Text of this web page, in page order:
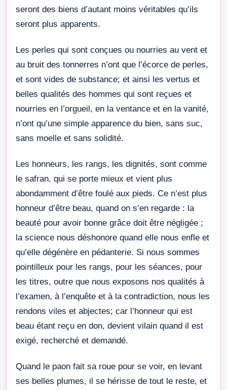
seront des biens d’autant moins véritables qu’ils
seront plus apparents.
Les perles qui sont conçues ou nourries au vent et
au bruit des tonnerres n’ont que l’écorce de perles,
et sont vides de substance; et ainsi les vertus et
belles qualités des hommes qui sont reçues et
nourries en l’orgueil, en la ventance et en la vanité,
n’ont qu’une simple apparence du bien, sans suc,
sans moelle et sans solidité.
Les honneurs, les rangs, les dignités, sont comme
le safran, qui se porte mieux et vient plus
abondamment d’être foulé aux pieds. Ce n’est plus
honneur d’être beau, quand on s’en regarde : la
beauté pour avoir bonne grâce doit être négligée ;
la science nous déshonore quand elle nous enfle et
qu’elle dégénère en pédanterie. Si nous sommes
pointilleux pour les rangs, pour les séances, pour
les titres, outre que nous exposons nos qualités à
l’examen, à l’enquête et à la contradiction, nous les
rendons viles et abjectes; car l’honneur qui est
beau étant reçu en don, devient vilain quand il est
exigé, recherché et demandé.
Quand le paon fait sa roue pour se voir, en levant
ses belles plumes, il se hérisse de tout le reste, et